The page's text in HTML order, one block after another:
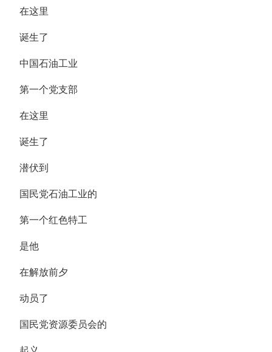
在这里
诞生了
中国石油工业
第一个党支部
在这里
诞生了
潜伏到
国民党石油工业的
第一个红色特工
是他
在解放前夕
动员了
国民党资源委员会的